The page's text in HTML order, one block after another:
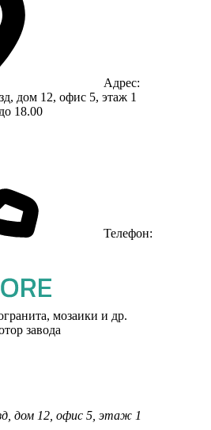
Адрес:
дом 12, офис 5, этаж 1
18.00
Телефон:
мозаики и др.
завода
дом 12, офис 5, этаж 1